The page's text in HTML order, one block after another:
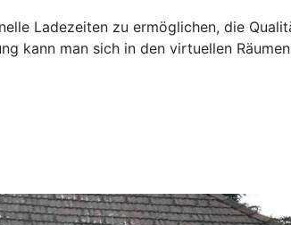
Ladezeiten zu ermöglichen, die
kann man sich in den virtuellen